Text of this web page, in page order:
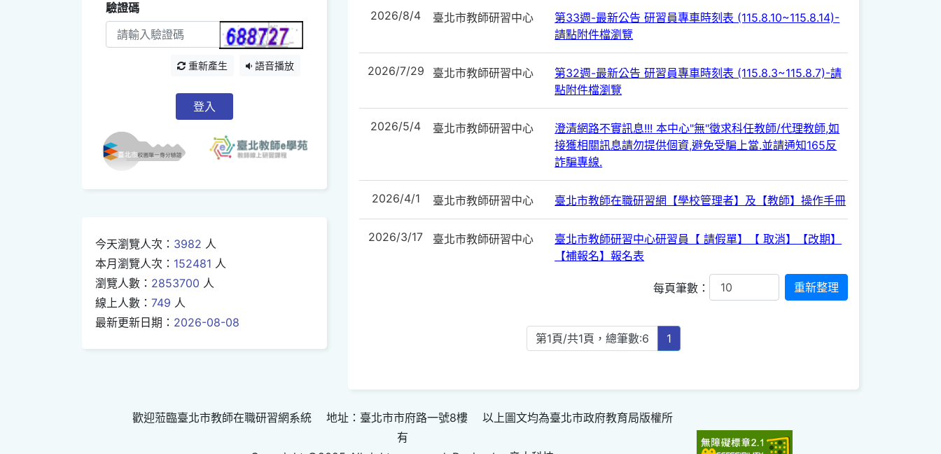
驗證碼
重新產生 語音播放
登入
今天瀏覽人次： 3982 人
本月瀏覽人次： 152481 人
瀏覽人數： 2853700 人
線上人數： 749 人
最新更新日期： 2026-08-08
2026/8/4 臺北市教師研習中心
第33週-最新公告 研習員專車時刻表 (115.8.10~115.8.14)-
請點附件檔瀏覽
2026/7/29 臺北市教師研習中心
第32週-最新公告 研習員專車時刻表 (115.8.3~115.8.7)-請
點附件檔瀏覽
2026/5/4 臺北市教師研習中心
澄清網路不實訊息!!! 本中心"無"徵求科任教師/代理教師,如
接獲相關訊息請勿提供個資,避免受騙上當.並請通知165反
詐騙專線.
2026/4/1 臺北市教師研習中心 臺北市教師在職研習網【學校管理者】及【教師】操作手冊
2026/3/17 臺北市教師研習中心
臺北市教師研習中心研習員【 請假單】【 取消】【改期】
【補報名】報名表
每頁筆數：
第1頁/共1頁，總筆數:6 1
歡迎蒞臨臺北市教師在職研習網系統 地址：臺北市市府路一號8樓 以上圖文均為臺北市政府教育局版權所
有